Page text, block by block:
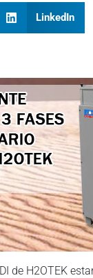
LinkedIn
de H2OTEK